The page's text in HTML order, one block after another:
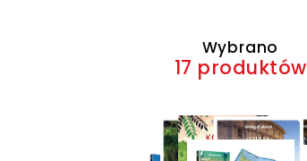
Wybrano
17 produktów